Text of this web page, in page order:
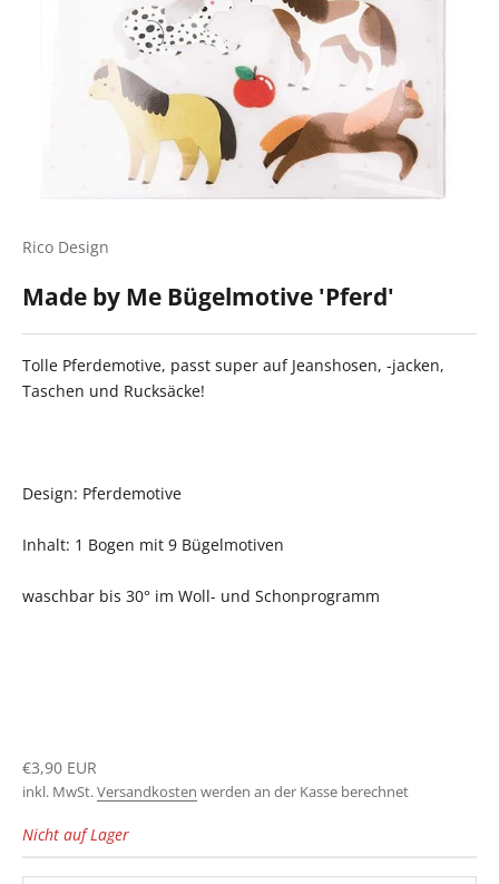
Rico Design
Made by Me Bügelmotive 'Pferd'
Tolle Pferdemotive, passt super auf Jeanshosen, -jacken,
Taschen und Rucksäcke!
Design: Pferdemotive
Inhalt: 1 Bogen mit 9 Bügelmotiven
waschbar bis 30° im Woll- und Schonprogramm
Angebot
€3,90 EUR
inkl. MwSt.Versandkosten werden an der Kasse berechnet
Nicht auf Lager